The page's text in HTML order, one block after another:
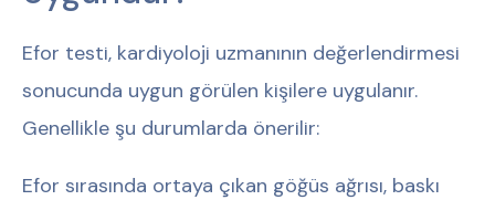
Efor testi, kardiyoloji uzmanının değerlendirmesi
sonucunda uygun görülen kişilere uygulanır.
Genellikle şu durumlarda önerilir:
Efor sırasında ortaya çıkan göğüs ağrısı, baskı